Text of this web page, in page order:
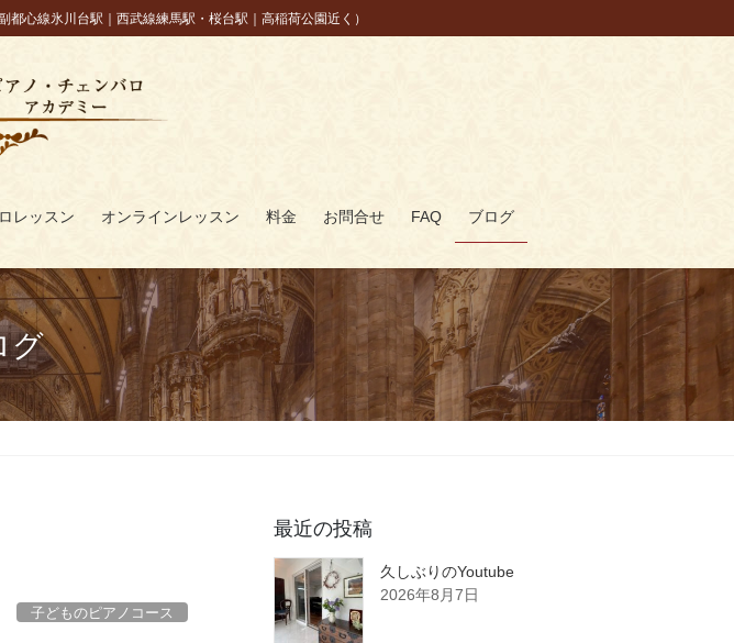
心線氷川台駅｜西武線練馬駅・桜台駅｜高稲荷公園近く）
レッスン オンラインレッスン 料金 お問合せ FAQ ブログ
グ
子どものピアノコース
最近の投稿
久しぶりのYoutube
2026年8月7日